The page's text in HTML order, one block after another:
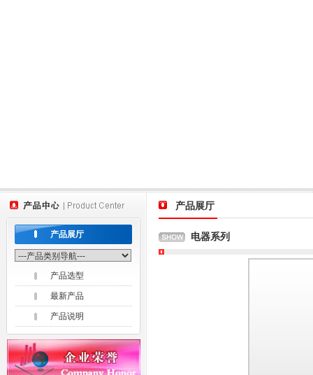
产品展厅
产品选型
最新产品
产品说明
产品展厅
电器系列